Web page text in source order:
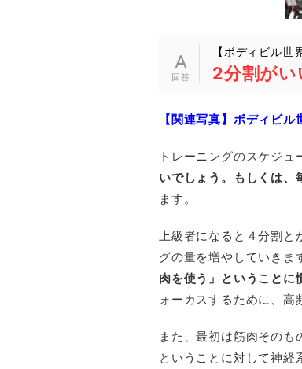
【ボディビル世
2分割が
【関連写真】ボディビ
トレーニングのスケジュ
いでしょう。もしくは、
ます。
上級者になると４分割
グの量を増やしていきま
肉を使う」ということに
ォーカスするために、高
また、最初は筋肉そのも
ということに対して神経